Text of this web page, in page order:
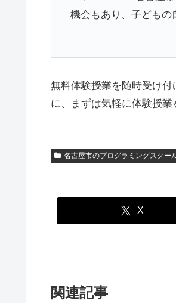
機会もあり、子どもの
無料体験授業を随時受け
に、まずは気軽に体験授業
名古屋市のプログラミングスクー
X
関連記事